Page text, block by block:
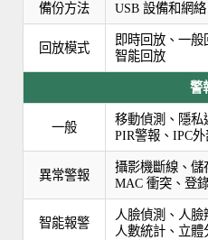
備份方法 USB 設備和網絡
回放模式
即時回放、一般
智能回放
警
一般
移動偵測、隱私
PIR警報、IPC
異常警報
攝影機斷線、儲
MAC 衝突、登
智能報警
人臉偵測、人臉
人數統計、立體